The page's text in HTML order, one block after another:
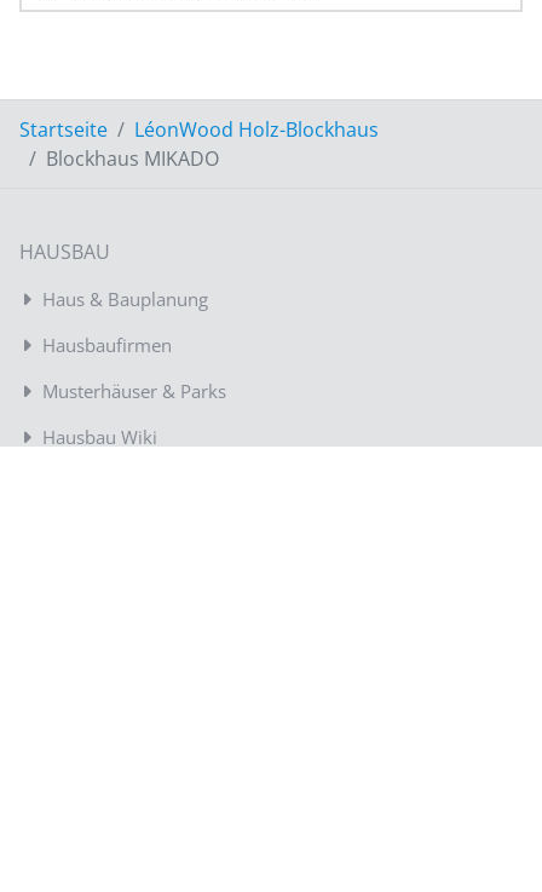
Startseite
LéonWood Holz-Blockhaus
Blockhaus MIKADO
HAUSBAU
Haus & Bauplanung
Hausbaufirmen
Musterhäuser & Parks
Hausbau Wiki